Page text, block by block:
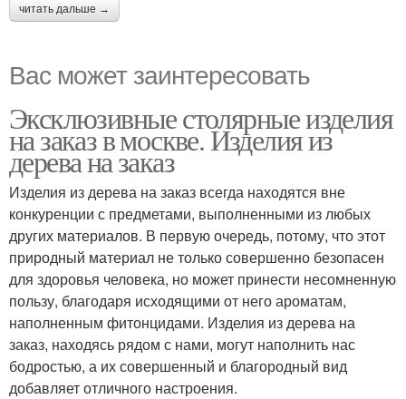
читать дальше →
Вас может заинтересовать
Эксклюзивные столярные изделия
на заказ в москве. Изделия из
дерева на заказ
Изделия из дерева на заказ всегда находятся вне
конкуренции с предметами, выполненными из любых
других материалов. В первую очередь, потому, что этот
природный материал не только совершенно безопасен
для здоровья человека, но может принести несомненную
пользу, благодаря исходящими от него ароматам,
наполненным фитонцидами. Изделия из дерева на
заказ, находясь рядом с нами, могут наполнить нас
бодростью, а их совершенный и благородный вид
добавляет отличного настроения.